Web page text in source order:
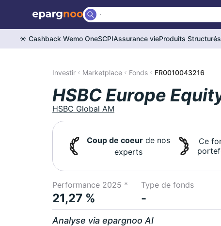
☀️ Cashback Wemo OneSCPIAssurance vieProduits Structurés
Investir Marketplace Fonds FR0010043216
HSBC Europe
HSBC Global AM
Coup de coeurde nos
experts
Ce
Performance 2025 *
21,27 %
Type de fonds
-
Analyse via epargnoo AI